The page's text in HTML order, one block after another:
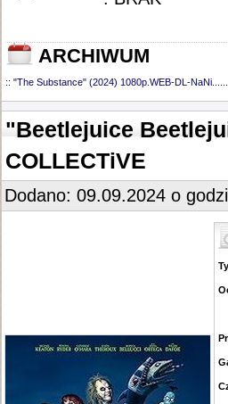
ARCHIWUM
:: "The Substance" (2024) 1080p.WEB-DL-NaNi
"Beetlejuice
COLLECTiVE
Dodano: 09.09.2024 o